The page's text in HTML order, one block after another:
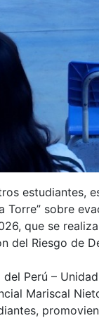
estudiantes,
Torre” sobre
que se
Riesgo de
Perú –
Mariscal